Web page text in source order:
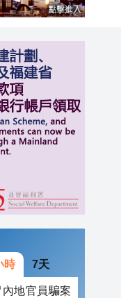
時 7天
地官員騙案